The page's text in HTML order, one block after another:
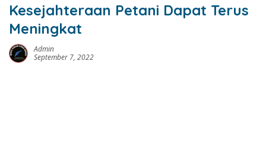
Kesejahteraan Petani Dapat Terus
Meningkat
Admin
September 7, 2022